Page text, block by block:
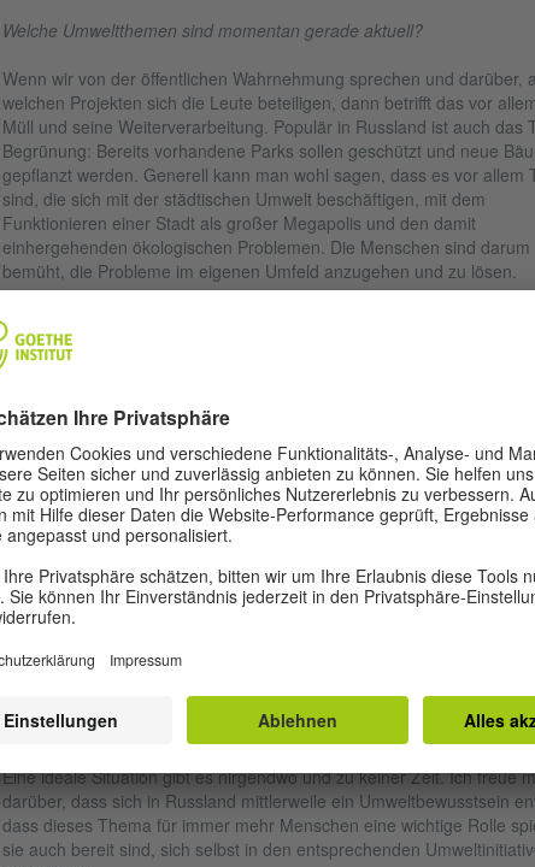
Welche Umweltthemen sind momentan gerade aktuell?
Wenn wir von der öffentlichen Wahrnehmung sprechen und darüber,
welchen Projekten sich die Leute beteiligen, dann betrifft das vor
Müll und seine Weiterverarbeitung. Populär in Russland ist auch das
Begrünung: Bereits vorhandene Parks sollen geschützt und neue
gepflanzt werden. Generell kann man wohl sagen, dass es vor allem
sind, die sich mit der städtischen Umwelt beschäftigen, mit dem
Funktionieren einer Stadt als großer Megapolis und den damit
einhergehenden ökologischen Problemen. Die Menschen sind darum
bemüht, die Probleme im eigenen Umfeld anzugehen und zu lösen.
Äußerst wichtig sind Themen, wie die Luft- und
Beseitigen von Grünanlagen und Abholzen von Wäldern, der Versuch
Uferbebauungen an Seen und Flüssen durchzusetzen. Das ist auch
(besonders auf regionaler Ebene) sowie auch von Bewegungen
beispielsweise in Deutschland, machen sich die jungen Leute um
Dinge Gedanken. Viele russlandspezifische Probleme sind in Europa
teilweise bereits gelöst. Deshalb kümmert sich die Jugend in den
europäischen Ländern eher um die Lösung globaler Probleme. Ich
erneuerbaren Energien basierenden Energiewirtschaft,
und ethisches Konsumverhalten, eine Überprüfung, ob und inwieweit
und soziale Normen einhalten.
Was fehlt Ihrer Meinung nach in Russland, damit die Menschen ein
entsprechendes Umweltbewusstsein entwickeln?
Eine ideale Situation gibt es nirgendwo und zu keiner Zeit. Ich freue
darüber, dass sich in Russland mittlerweile ein Umweltbewusstsein
dass dieses Thema für immer mehr Menschen eine wichtige Rolle
sie auch bereit sind, sich selbst in den entsprechenden